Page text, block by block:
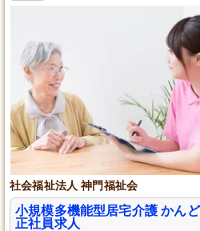
社会福祉法人 神門福祉会
小規模多機能型居宅介護 かん
正社員求人